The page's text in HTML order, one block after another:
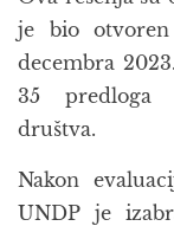
je bio
decembra
35 predloga
društva.
Nakon
UNDP je